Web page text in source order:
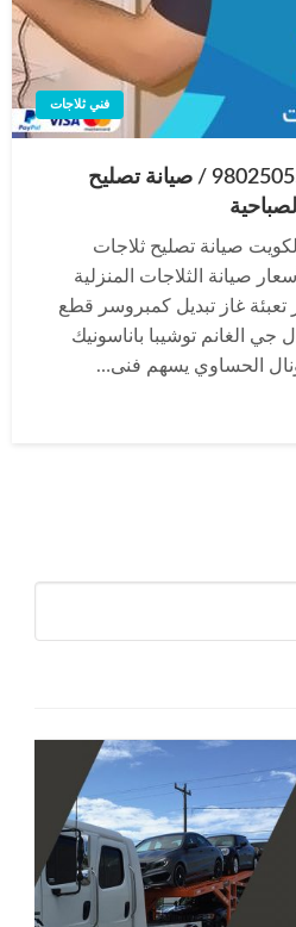
فني ثلاجات
فني ثلاجات الصباحية / 98025055 / صيانة تصليح
صيانة تصليح ثلاجات
صيانة الثلاجات المنزلية
غاز تبديل كمبروسر قطع
جي الغانم توشيبا باناسونيك
الحساوي يسهم فنى…